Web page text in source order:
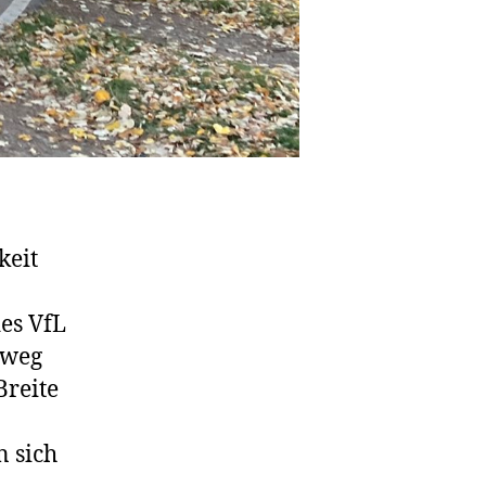
VfL
sich